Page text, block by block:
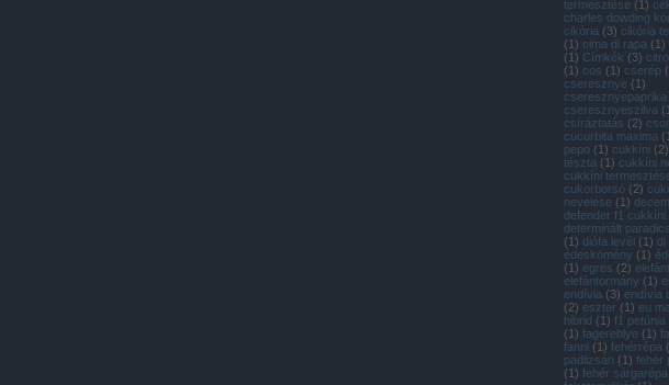
termesztése (1)
charles dowding
cikória (3) cikória
(1) cima di rapa (1)
(1) Címkék (3)
(1) cos (1) cserép (
cseresznye (1)
cseresznyepaprika
cseresznyeszilva (1
csíráztatás (2)
cucurbita maxima (1
pepo (1) cukkíni (2)
tészta (1) cukkíni
cukkíni
cukorborsó (2)
nevelése (1)
defender f1 cukkíni
determinált
(1) diófa levél (1) di
édeskömény (1)
(1) egres (2)
elefántormány (1)
endívia (3) endívia
(2) eszter (1) eu
hibrid (1) f1 petúnia
(1) fagereblye (1)
fanni (1) fehérrépa (
padlizsán (1) fehér
(1) fehér sárgarépa